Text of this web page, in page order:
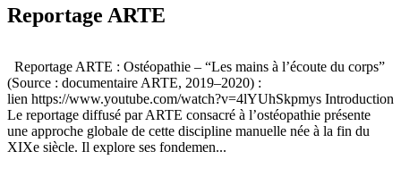
Reportage ARTE
Reportage ARTE : Ostéopathie – “Les mains à l’écoute du corps”
(Source : documentaire ARTE, 2019–2020) :
lien https://www.youtube.com/watch?v=4lYUhSkpmys Introduction
Le reportage diffusé par ARTE consacré à l’ostéopathie présente
une approche globale de cette discipline manuelle née à la fin du
XIXe siècle. Il explore ses fondemen...